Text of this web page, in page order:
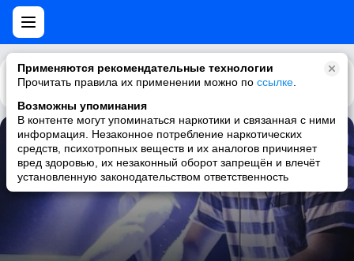
Применяются рекомендательные технологии
Прочитать правила их применении можно по ссылке
Возможны упоминания
В контенте могут упоминаться наркотики и связанная с ними
информация. Незаконное потребление наркотических
средств, психотропных веществ и их аналогов причиняет
вред здоровью, их незаконный оборот запрещён и влечёт
установленную законодательством ответственность
Каталог Рекомендации
Naxxos